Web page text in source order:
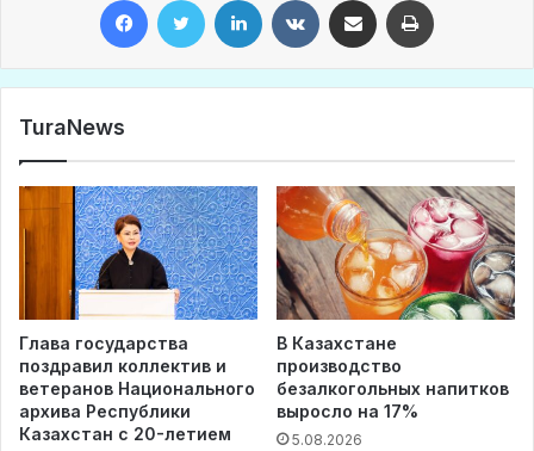
TuraNews
Глава государства
поздравил коллектив и
ветеранов Национального
архива Республики
Казахстан с 20-летием
В Казахстане
производство
безалкогольных напитков
выросло на 17%
5.08.2026